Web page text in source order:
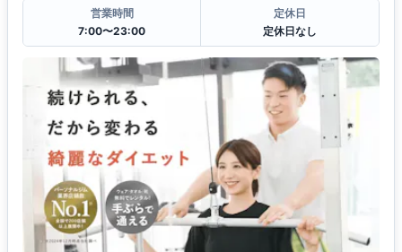
営業時間
7:00〜23:00
定休日
定休日なし